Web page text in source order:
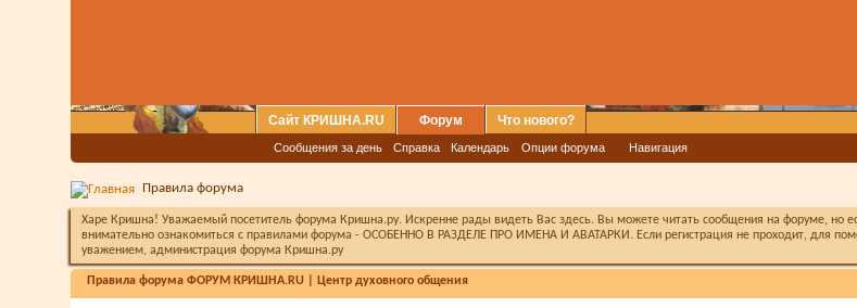
Сайт КРИШНА.RU Форум
Сообщения за день Справка Календарь Опции форума Навигация
Что нового?
Правила форума
Харе Кришна! Уважаемый посетитель форума Кришна.ру. Искренне рады видеть Вас здесь. Вы можете читать сообщения на форуме, но
внимательно ознакомиться с правилами форума - ОСОБЕННО В РАЗДЕЛЕ ПРО ИМЕНА И АВАТАРКИ. Если регистрация не проходит, для
уважением, администрация форума Кришна.ру
Правила форума ФОРУМ КРИШНА.RU | Центр духовного общения